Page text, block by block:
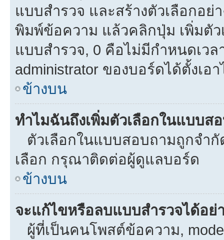
แบบสำรวจ และสร้างตัวเลือกอย่
พิมพ์ข้อความ แล้วคลิกปุ่ม เพิ่มตั
แบบสำรวจ, 0 คือไม่มีกำหนดเว
administrator ของบอร์ดได้ตั้งเอา
ข้างบน
ทำไมฉันถึงเพิ่มตัวเลือกในแบบส
ตัวเลือกในแบบสอบถามถูกจำ
เลือก กรุณาติดต่อผู้ดูแลบอร์ด
ข้างบน
จะแก้ไขหรือลบแบบสำรวจได้อย่
ผู้ที่เป็นคนโพสต์ข้อความ,